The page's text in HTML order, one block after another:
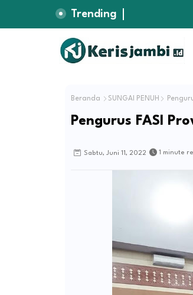
Trending
Beranda SUNGAI PENUH
Pengurus FASI
Sabtu, Juni 11, 2022 1 minute